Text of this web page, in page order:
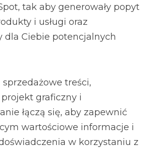
tak aby generowały popyt
i usługi oraz
dla Ciebie potencjalnych
treści,
graficzny i
łączą się, aby zapewnić
wartościowe informacje i
w korzystaniu z